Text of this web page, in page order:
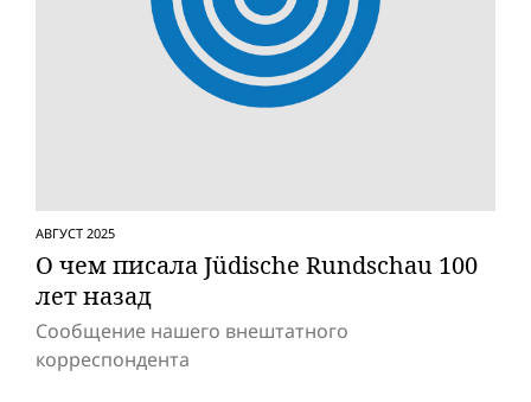
АВГУСТ 2025
О чем писала Jüdische Rundschau 100
лет назад
Сообщение нашего внештатного
корреспондента